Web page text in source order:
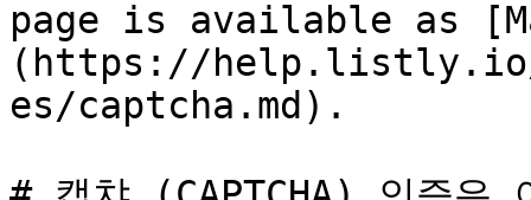
page is available as
(https://help.listly.io/
es/captcha.md).